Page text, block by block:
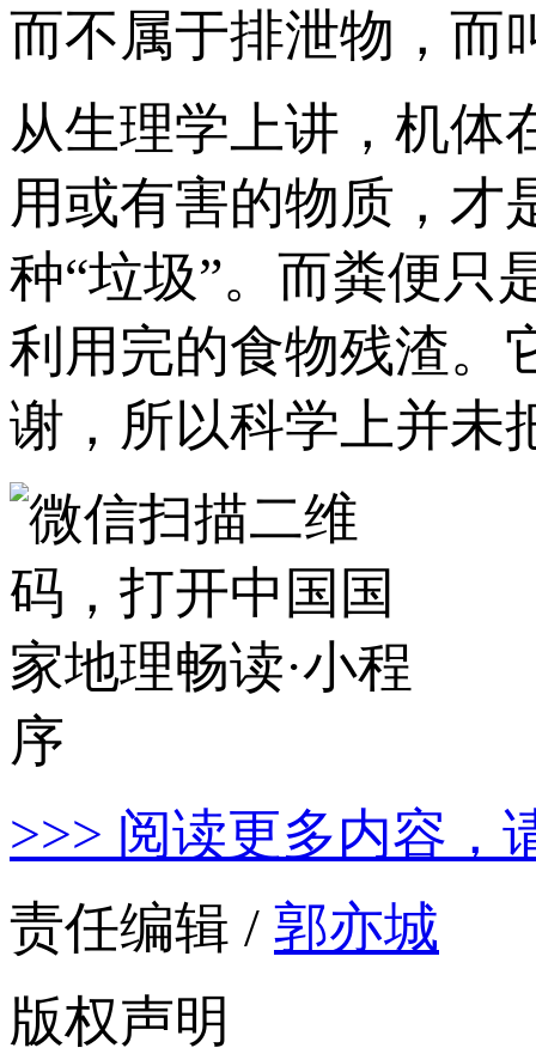
而不属于排泄物，而
从生理学上讲，机体
用或有害的物质，才
种“垃圾”。而粪便只
利用完的食物残渣。
谢，所以科学上并未
>>> 阅读更多内容，
责任编辑 / 郭亦城
版权声明